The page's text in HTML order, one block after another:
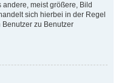
meist größere, Bild
sich hierbei in der Regel
zu Benutzer